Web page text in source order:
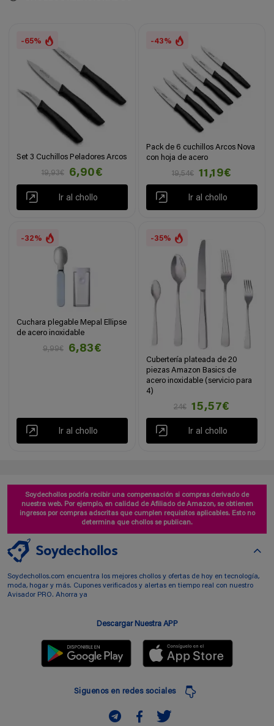
-65%
Set 3 Cuchillos Peladores Arcos
19,93€
6,90€
Ir al chollo
-43%
Pack de 6 cuchillos Arcos Nova
con hoja de acero
19,54€
11,19€
Ir al chollo
-32%
Cuchara plegable Mepal Ellipse
de acero inoxidable
9,99€
6,83€
Ir al chollo
-35%
Cubertería plateada de 20
piezas Amazon Basics de
acero inoxidable (servicio para
4)
24€
15,57€
Ir al chollo
Soydechollos podría recibir una compensación si compras derivado de
nuestra web. Por ejemplo, en calidad de Afiliado de Amazon, se obtienen
ingresos por compras adscritas que cumplen requisitos aplicables. Esto no
determina que chollos se publican.
Soydechollos.com encuentra los mejores chollos y ofertas de hoy en tecnología,
moda, hogar y más. Cupones verificados y alertas en tiempo real con nuestro
Avisador PRO. Ahorra ya
Descargar Nuestra APP
Siguenos en redes sociales